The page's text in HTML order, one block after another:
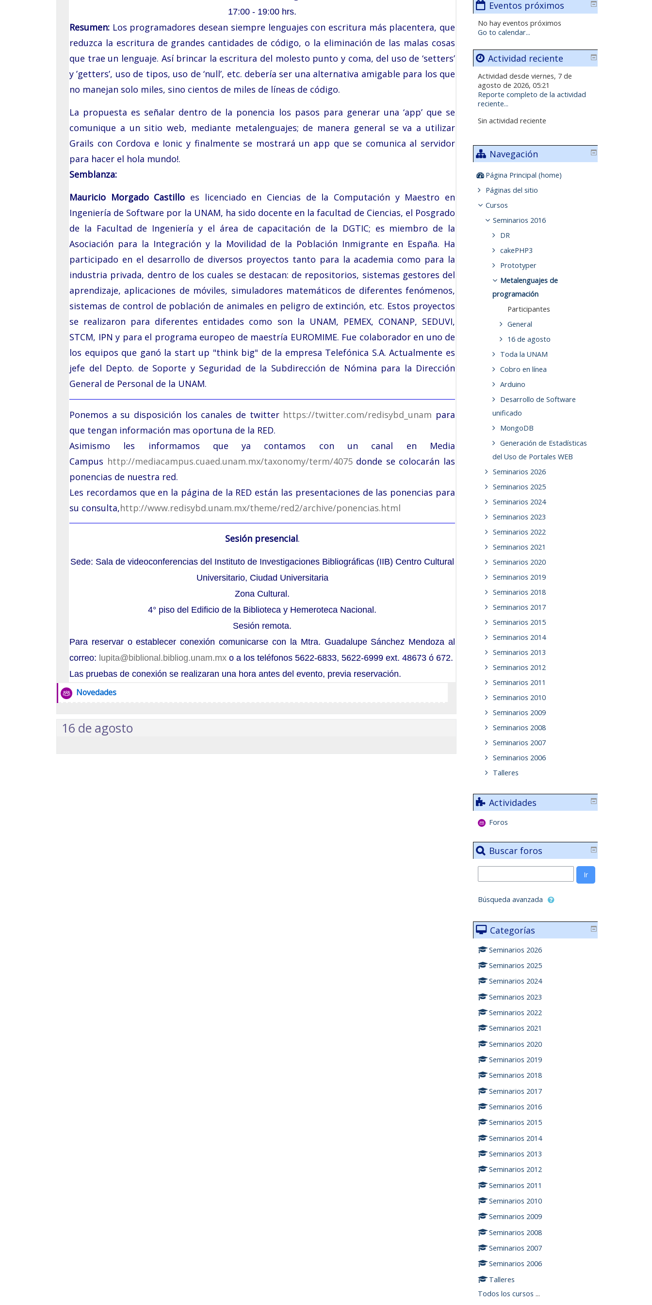
Participantes
Seminarios 2026
Febrero: 17
Seminarios 2025
Octubre: 21
Septiembre: 30
Agosto: 17
Junio: 17
Mayo: 20
Abril: 29
Abril: 07
Marzo: 25
Febrero: 25
Enero: 21
Seminarios 2024
Noviembre: 26
Octubre: 22
Septiembre: 25
Agosto: 15
Junio: 18
Seminarios 2023
Agosto: 15
Junio: 20
Mayo: 16
17:00 - 19:00 hrs.
Resumen: Los programadores desean siempre lenguajes con escritura más placentera, que
reduzca la escritura de grandes cantidades de código, o la eliminación de las malas cosas
que trae un lenguaje. Así brincar la escritura del molesto punto y coma, del uso de ‘setters’
y ’getters’, uso de tipos, uso de ‘null’, etc. debería ser una alternativa amigable para los que
no manejan solo miles, sino cientos de miles de líneas de código.
La propuesta es señalar dentro de la ponencia los pasos para generar una ‘app’ que se
comunique a un sitio web, mediante metalenguajes; de manera general se va a utilizar
Grails con Cordova e Ionic y finalmente se mostrará un app que se comunica al servidor
para hacer el hola mundo!.
Semblanza:
Mauricio Morgado Castillo es licenciado en Ciencias de la Computación y Maestro en
Ingeniería de Software por la UNAM, ha sido docente en la facultad de Ciencias, el Posgrado
de la Facultad de Ingeniería y el área de capacitación de la DGTIC; es miembro de la
Asociación para la Integración y la Movilidad de la Población Inmigrante en España. Ha
participado en el desarrollo de diversos proyectos tanto para la academia como para la
industria privada, dentro de los cuales se destacan: de repositorios, sistemas gestores del
aprendizaje, aplicaciones de móviles, simuladores matemáticos de diferentes fenómenos,
sistemas de control de población de animales en peligro de extinción, etc. Estos proyectos
se realizaron para diferentes entidades como son la UNAM, PEMEX, CONANP, SEDUVI,
STCM, IPN y para el programa europeo de maestría EUROMIME. Fue colaborador en uno de
los equipos que ganó la start up "think big" de la empresa Telefónica S.A.Actualmente es
jefe del Depto. de Soporte y Seguridad de la Subdirección de Nómina para la Dirección
General de Personal de la UNAM.
Ponemos a su disposición los canales de twitter https://twitter.com/redisybd_unam para
que tengan información mas oportuna de la RED.
Asimismo les informamos que ya contamos con un canal en Media
Campus http://mediacampus.cuaed.unam.mx/taxonomy/term/4075 donde se colocarán las
ponencias de nuestra red.
Les recordamos que en la página de la RED están las presentaciones de las ponencias para
su consulta,http://www.redisybd.unam.mx/theme/red2/archive/ponencias.html
Sesión presencial.
Sede: Sala de videoconferencias del Instituto de Investigaciones Bibliográficas (IIB) Centro Cultural
Universitario, Ciudad Universitaria
Zona Cultural.
4° piso del Edificio de la Biblioteca y Hemeroteca Nacional.
Sesión remota.
Para reservar o establecer conexión comunicarse con la Mtra. Guadalupe Sánchez Mendoza al
correo: lupita@biblional.bibliog.unam.mx o a los teléfonos 5622-6833, 5622-6999 ext. 48673 ó 672.
Las pruebas de conexión se realizaran una hora antes del evento, previa reservación.
Novedades
Foro
16 de agosto
Eventos próximos
No hay eventos próximos
Go to calendar...
Actividad reciente
Actividad desde viernes, 7 de
agosto de 2026, 05:21
Reporte completo de la actividad
reciente...
Sin actividad reciente
Navegación
Página Principal (home)
Páginas del sitio
Cursos
Seminarios 2016
DR
cakePHP3
Prototyper
Metalenguajes de
programación
Participantes
General
16 de agosto
Toda la UNAM
Cobro en línea
Arduino
Desarrollo de Software
unificado
MongoDB
Generación de Estadísticas
del Uso de Portales WEB
Seminarios 2026
Seminarios 2025
Seminarios 2024
Seminarios 2023
Seminarios 2022
Seminarios 2021
Seminarios 2020
Seminarios 2019
Seminarios 2018
Seminarios 2017
Seminarios 2015
Seminarios 2014
Seminarios 2013
Seminarios 2012
Seminarios 2011
Seminarios 2010
Seminarios 2009
Seminarios 2008
Seminarios 2007
Seminarios 2006
Talleres
Actividades
Foros
Buscar foros
Buscar
Ir
Búsqueda avanzada
Categorías
Seminarios 2026
Seminarios 2025
Seminarios 2024
Seminarios 2023
Seminarios 2022
Seminarios 2021
Seminarios 2020
Seminarios 2019
Seminarios 2018
Seminarios 2017
Seminarios 2016
Seminarios 2015
Seminarios 2014
Seminarios 2013
Seminarios 2012
Seminarios 2011
Seminarios 2010
Seminarios 2009
Seminarios 2008
Seminarios 2007
Seminarios 2006
Talleres
Todos los cursos ...